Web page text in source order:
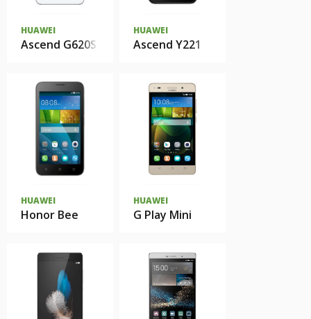
HUAWEI
Ascend G620S
HUAWEI
Ascend Y221
HUAWEI
Honor Bee
HUAWEI
G Play Mini